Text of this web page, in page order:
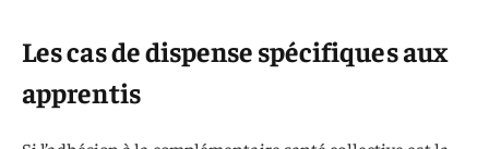
Les cas de dispense spécifiques aux
apprentis